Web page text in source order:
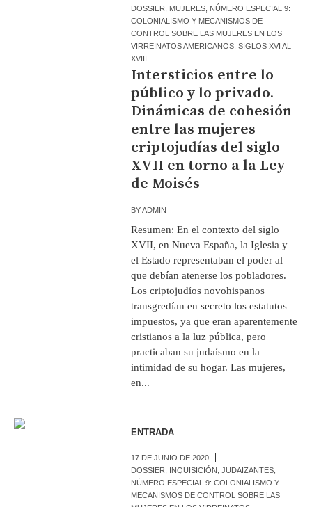
DOSSIER MUJERES NÚMERO ESPECIAL 9:
COLONIALISMO Y MECANISMOS DE
CONTROL SOBRE LAS MUJERES EN LOS
VIRREINATOS AMERICANOS. SIGLOS XVI AL
XVIII
Intersticios entre lo
público y lo privado.
Dinámicas de cohesión
entre las mujeres
criptojudías del siglo
XVII en torno a la Ley
de Moisés
BYADMIN
Resumen: En el contexto del siglo
XVII, en Nueva España, la Iglesia y
el Estado representaban el poder al
que debían atenerse los pobladores.
Los criptojudíos novohispanos
transgredían en secreto los estatutos
impuestos, ya que eran aparentemente
cristianos a la luz pública, pero
practicaban su judaísmo en la
intimidad de su hogar. Las mujeres,
en...
ENTRADA
17 DE JUNIO DE 2020
DOSSIER
INQUISICIÓN ,JUDAIZANTES
NÚMERO ESPECIAL 9: COLONIALISMO Y
MECANISMOS DE CONTROL SOBRE LAS